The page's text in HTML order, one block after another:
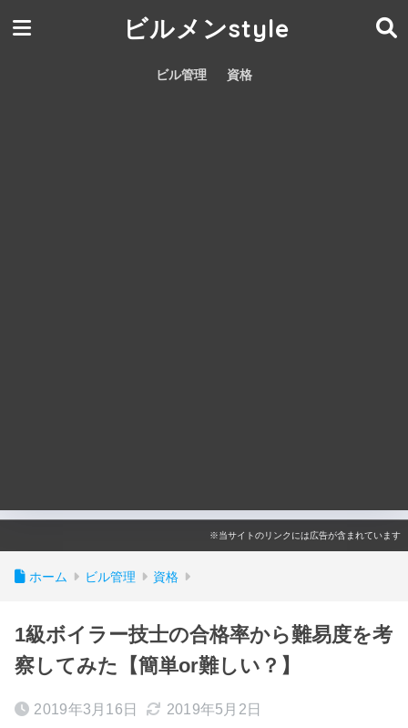
ビルメンstyle
ビル管理 資格
※当サイトのリンクには広告が含まれています
ホーム ビル管理 資格
1級ボイラー技士の合格率から難易度を考
察してみた【簡単or難しい？】
2019年3月16日 2019年5月2日